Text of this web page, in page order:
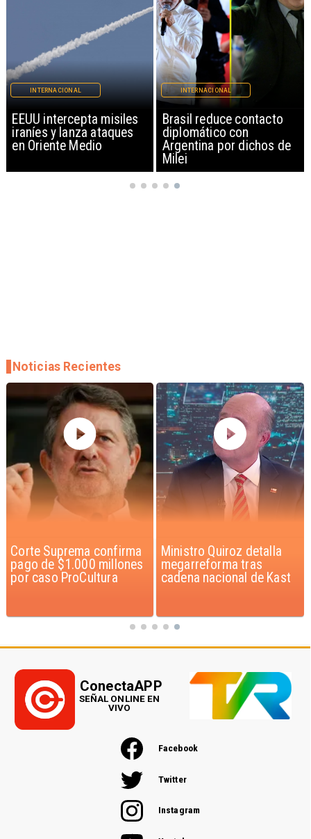
EEUU intercepta misiles
iraníes y lanza ataques
en Oriente Medio
INTERNACIONAL
Brasil reduce contacto
diplomático con
Argentina por dichos de
Milei
INTERNACIONAL
Ministro Quiroz detalla
megarreforma tras
cadena nacional de Kast
Gobierno evalúa nuevo
estado de excepción en
barrios con alta
Noticias Recientes
Facebook
Twitter
Instagram
ConectaAPP
SEÑAL ONLINE EN
VIVO